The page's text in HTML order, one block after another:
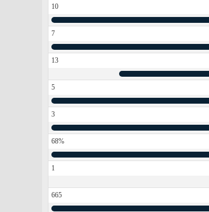
10
7
13
5
3
68%
1
665